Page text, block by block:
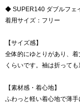
◆ SUPER140 ダブルフェ
着用サイズ：フリー
【サイズ感】
全体的にゆとりがあり、
くらいです。袖は折って
【素材感・着心地】
ふわっと軽い着心地で薄